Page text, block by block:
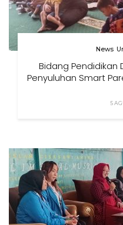
News
Bidang Pendidikan
Penyuluhan Smart
5